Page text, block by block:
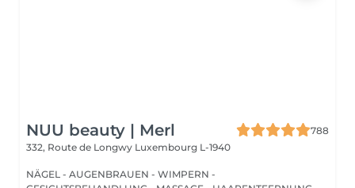
NUU beauty | Merl
788
332, Route de Longwy Luxembourg L-1940
NÄGEL - AUGENBRAUEN - WIMPERN -